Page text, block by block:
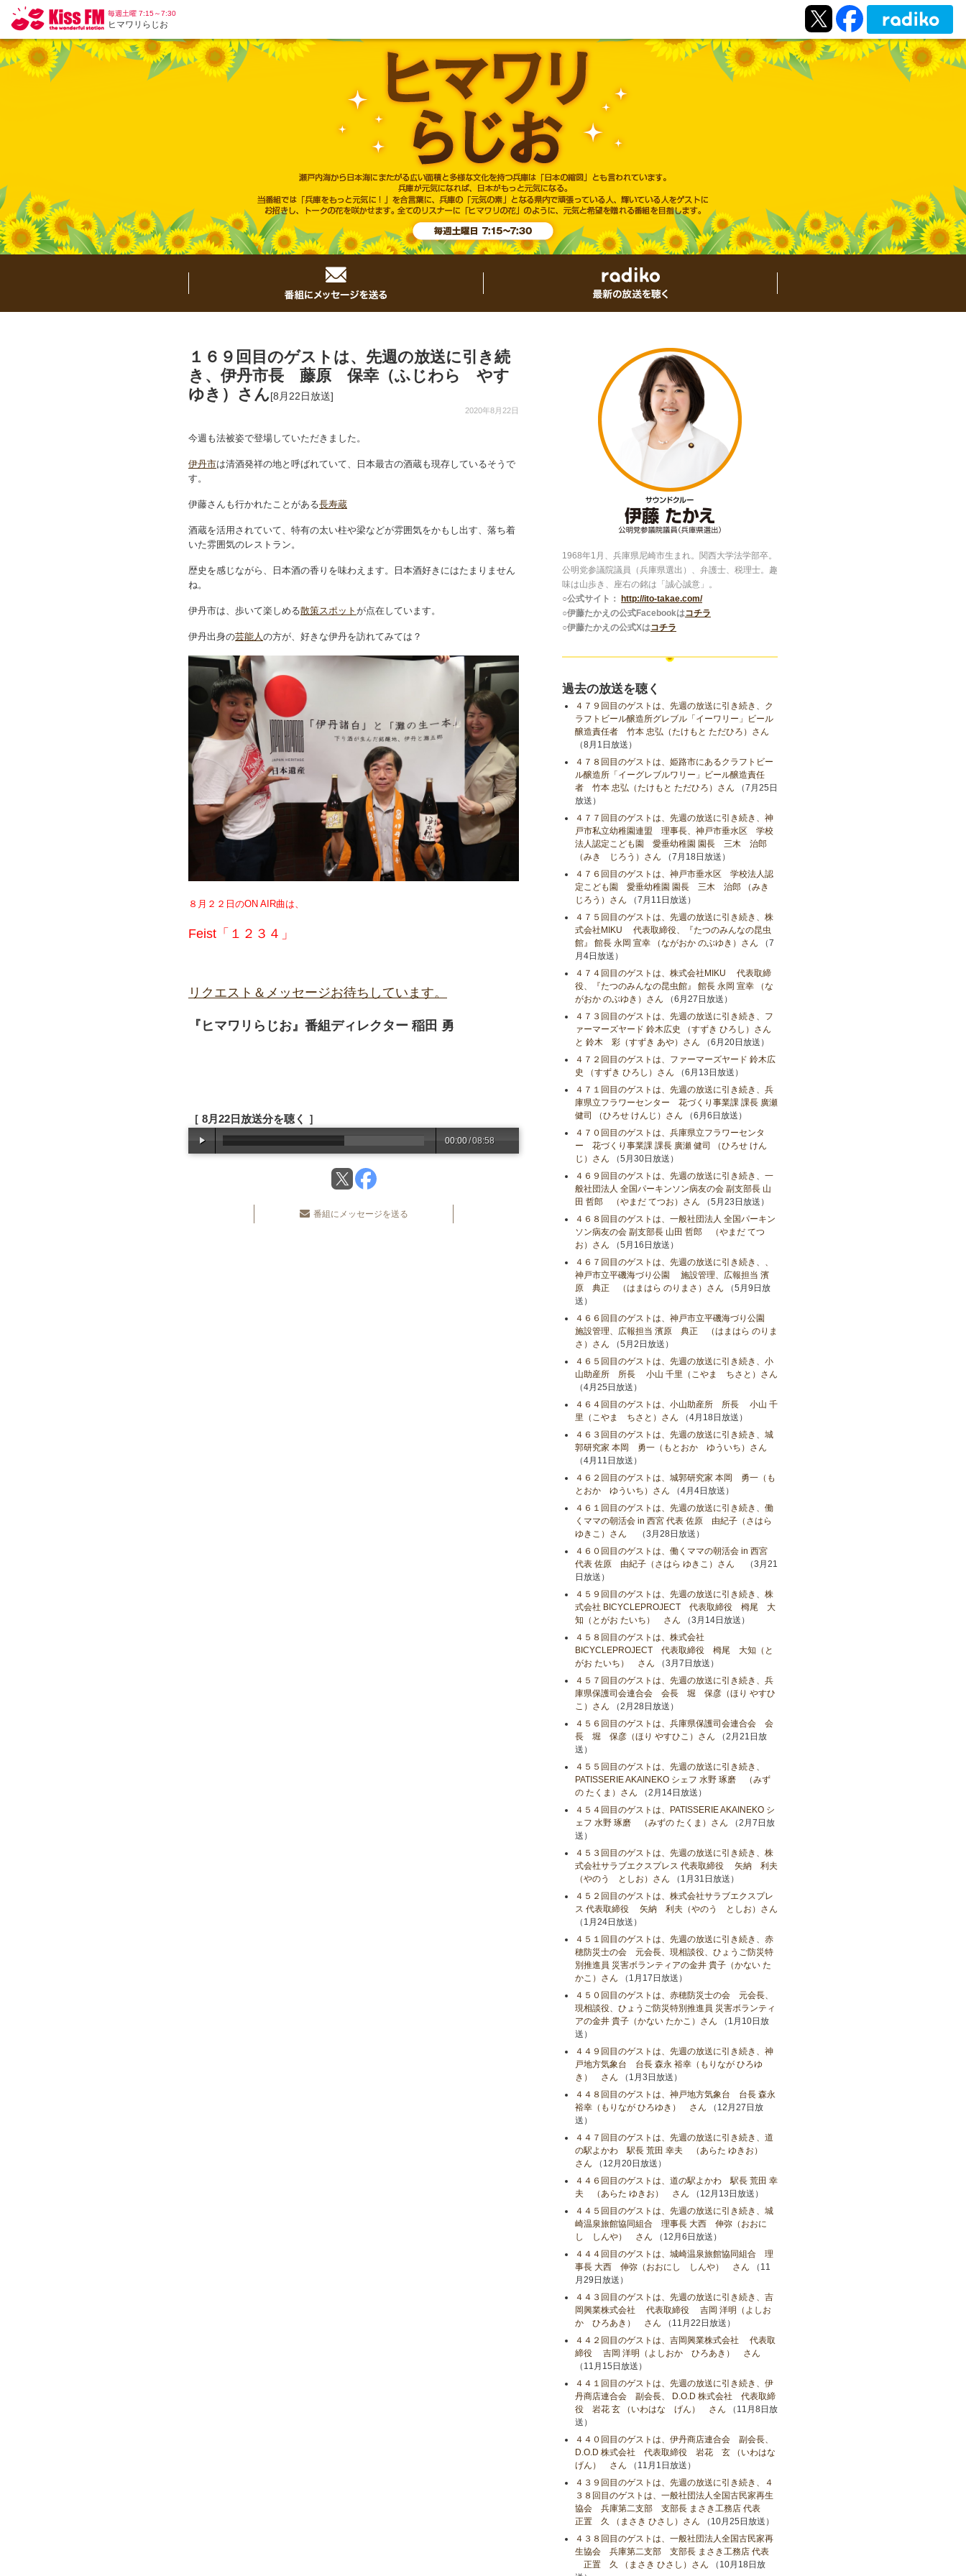
毎週土曜 7:15～7:30
ヒマワリらじお
１６９回目のゲストは、先週の放送に引き続
き、伊丹市長 藤原 保幸（ふじわら やす
ゆき）さん[8月22日放送]
2020年8月22日
今週も法被姿で登場していただきました。
伊丹市は清酒発祥の地と呼ばれていて、日本最古の酒蔵も現存しているそうで
す。
伊藤さんも行かれたことがある長寿蔵
酒蔵を活用されていて、特有の太い柱や梁などが雰囲気をかもし出す、落ち着
いた雰囲気のレストラン。
歴史を感じながら、日本酒の香りを味わえます。日本酒好きにはたまりません
ね。
伊丹市は、歩いて楽しめる散策スポット が点在しています。
伊丹出身の芸能人の方が、好きな伊丹を訪れてみては？
８月２２日のON AIR曲は、
Feist「１２３４」
リクエスト＆メッセージお待ちしています。
『ヒマワリらじお』番組ディレクター 稲田 勇
［ 8月22日放送分を聴く ］
00:00/08:58
番組にメッセージを送る
1968年1月、兵庫県尼崎市生まれ。関西大学法学部卒。
公明党参議院議員（兵庫県選出）、弁護士、税理士。趣
味は山歩き、座右の銘は「誠心誠意」。
○公式サイト：
http://ito-takae.com/
○伊藤たかえの公式Facebookはコチラ
○伊藤たかえの公式Xはコチラ
過去の放送を聴く
４７９回目のゲストは、先週の放送に引き続き、ク
ラフトビール醸造所グレブル「イーワリー」ビール
醸造責任者 竹本 忠弘（たけもと ただひろ）さん
（8月1日放送）
４７８回目のゲストは、姫路市にあるクラフトビー
ル醸造所「イーグレブルワリー」ビール醸造責任
者 竹本 忠弘（たけもと ただひろ）さん （7月25日
放送）
４７７回目のゲストは、先週の放送に引き続き、神
戸市私立幼稚園連盟 理事長、神戸市垂水区 学校
法人認定こども園 愛垂幼稚園 園長 三木 治郎
（みき じろう）さん （7月18日放送）
４７６回目のゲストは、神戸市垂水区 学校法人認
定こども園 愛垂幼稚園 園長 三木 治郎 （みき
じろう）さん （7月11日放送）
４７５回目のゲストは、先週の放送に引き続き、株
式会社MIKU 代表取締役、『たつのみんなの昆虫
館』 館長 永岡 宣幸 （ながおか のぶゆき）さん （7
月4日放送）
４７４回目のゲストは、株式会社MIKU 代表取締
役、『たつのみんなの昆虫館』 館長 永岡 宣幸 （な
がおか のぶゆき）さん （6月27日放送）
４７３回目のゲストは、先週の放送に引き続き、フ
ァーマーズヤード 鈴木広史 （すずき ひろし）さん
と 鈴木 彩（すずき あや）さん （6月20日放送）
４７２回目のゲストは、ファーマーズヤード 鈴木広
史 （すずき ひろし）さん （6月13日放送）
４７１回目のゲストは、先週の放送に引き続き、兵
庫県立フラワーセンター 花づくり事業課 課長 廣瀬
健司 （ひろせ けんじ）さん （6月6日放送）
４７０回目のゲストは、兵庫県立フラワーセンタ
ー 花づくり事業課 課長 廣瀬 健司 （ひろせ けん
じ）さん （5月30日放送）
４６９回目のゲストは、先週の放送に引き続き、一
般社団法人 全国パーキンソン病友の会 副支部長 山
田 哲郎 （やまだ てつお）さん （5月23日放送）
４６８回目のゲストは、一般社団法人 全国パーキン
ソン病友の会 副支部長 山田 哲郎 （やまだ てつ
お）さん （5月16日放送）
４６７回目のゲストは、先週の放送に引き続き、、
神戸市立平磯海づり公園 施設管理、広報担当 濱
原 典正 （はまはら のりまさ）さん （5月9日放
送）
４６６回目のゲストは、神戸市立平磯海づり公園
施設管理、広報担当 濱原 典正 （はまはら のりま
さ）さん （5月2日放送）
４６５回目のゲストは、先週の放送に引き続き、小
山助産所 所長 小山​ 千里（こやま ちさと）さん
（4月25日放送）
４６４回目のゲストは、小山助産所 所長 小山​ 千
里（こやま ちさと）さん （4月18日放送）
４６３回目のゲストは、先週の放送に引き続き、城
郭研究家 本岡 勇一（もとおか ゆういち）さん
（4月11日放送）
４６２回目のゲストは、城郭研究家 本岡 勇一（も
とおか ゆういち）さん （4月4日放送）
４６１回目のゲストは、先週の放送に引き続き、働
くママの朝活会 in 西宮 代表 佐原 由紀子（さはら
ゆきこ）さん
（3月28日放送）
４６０回目のゲストは、働くママの朝活会 in 西宮
代表 佐原 由紀子（さはら ゆきこ）さん
（3月21
日放送）
４５９回目のゲストは、先週の放送に引き続き、株
式会社 BICYCLEPROJECT 代表取締役 栂尾 大
知（とがお たいち） さん （3月14日放送）
４５８回目のゲストは、株式会社
BICYCLEPROJECT 代表取締役 栂尾 大知（と
がお たいち） さん （3月7日放送）
４５７回目のゲストは、先週の放送に引き続き、兵
庫県保護司会連合会 会長 堀 保彦（ほり やすひ
こ）さん （2月28日放送）
４５６回目のゲストは、兵庫県保護司会連合会 会
長 堀 保彦（ほり やすひこ）さん （2月21日放
送）
４５５回目のゲストは、先週の放送に引き続き、
PATISSERIE AKAINEKO シェフ 水野 琢磨 （みず
の たくま）さん （2月14日放送）
４５４回目のゲストは、PATISSERIE AKAINEKO シ
ェフ 水野 琢磨 （みずの たくま）さん （2月7日放
送）
４５３回目のゲストは、先週の放送に引き続き、株
式会社サラブエクスプレス 代表取締役 矢納 利夫
（やのう としお）さん （1月31日放送）
４５２回目のゲストは、株式会社サラブエクスプレ
ス 代表取締役 矢納 利夫（やのう としお）さん
（1月24日放送）
４５１回目のゲストは、先週の放送に引き続き、赤
穂防災士の会 元会長、現相談役、ひょうご防災特
別推進員 災害ボランティアの金井 貴子（かない た
かこ）さん （1月17日放送）
４５０回目のゲストは、赤穂防災士の会 元会長、
現相談役、ひょうご防災特別推進員 災害ボランティ
アの金井 貴子（かない たかこ）さん （1月10日放
送）
４４９回目のゲストは、先週の放送に引き続き、神
戸地方気象台 台長 森永 裕幸（もりなが ひろゆ
き） さん （1月3日放送）
４４８回目のゲストは、神戸地方気象台 台長 森永
裕幸（もりなが ひろゆき） さん （12月27日放
送）
４４７回目のゲストは、先週の放送に引き続き、道
の駅よかわ 駅長 荒田 幸夫 （あらた ゆきお）
さん （12月20日放送）
４４６回目のゲストは、道の駅よかわ 駅長 荒田 幸
夫 （あらた ゆきお） さん （12月13日放送）
４４５回目のゲストは、先週の放送に引き続き、城
崎温泉旅館協同組合 理事長 大西 伸弥（おおに
し しんや） さん （12月6日放送）
４４４回目のゲストは、城崎温泉旅館協同組合 理
事長 大西 伸弥（おおにし しんや） さん （11
月29日放送）
４４３回目のゲストは、先週の放送に引き続き、吉
岡興業株式会社 代表取締役 吉岡 洋明（よしお
か ひろあき） さん （11月22日放送）
４４２回目のゲストは、吉岡興業株式会社 代表取
締役 吉岡 洋明（よしおか ひろあき） さん
（11月15日放送）
４４１回目のゲストは、先週の放送に引き続き、伊
丹商店連合会 副会長、 D.O.D 株式会社 代表取締
役 岩花 玄 （いわはな げん） さん （11月8日放
送）
４４０回目のゲストは、伊丹商店連合会 副会長、
D.O.D 株式会社 代表取締役 岩花 玄 （いわはな
げん） さん （11月1日放送）
４３９回目のゲストは、先週の放送に引き続き、４
３８回目のゲストは、一般社団法人全国古民家再生
協会 兵庫第二支部 支部長 まさき工務店 代表
正置 久 （まさき ひさし）さん （10月25日放送）
４３８回目のゲストは、一般社団法人全国古民家再
生協会 兵庫第二支部 支部長 まさき工務店 代表
正置 久 （まさき ひさし）さん （10月18日放